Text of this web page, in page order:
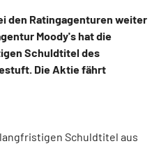
den Ratingagenturen weiter
Moody's hat die
Schuldtitel des
Die Aktie fährt
Schuldtitel aus